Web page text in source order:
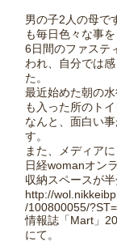
男の子2人の母で
も毎日色々な事
6日間のファステ
われ、自分では
た。
最近始めた朝の
も入った所のトイ
なんと、面白い
す。
また、メディア
日経womanオン
収納スペースが
http://
/100800055/
情報誌「Mart」
にて。